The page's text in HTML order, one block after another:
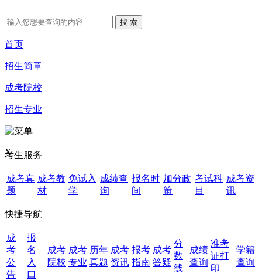
首页
招生简章
成考院校
招生专业
X
考生服务
成考真
题
成考教
材
免试入
学
成绩查
询
报名时
间
加分政
策
考试科
目
成考资
讯
快捷导航
成
考
公
告
报
名
入
口
成考
院校
成考
专业
历年
真题
成考
资讯
报考
指南
成考
答疑
分
数
线
成绩
查询
准考
证打
印
学籍
查询